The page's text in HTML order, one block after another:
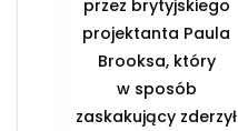
przez brytyjskiego
projektanta Paula
Brooksa, który
w sposób
zaskakujący zderzył